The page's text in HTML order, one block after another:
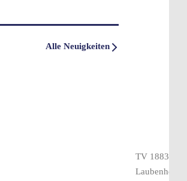
Alle Neuigkeiten
TV 1883
Laubenheim